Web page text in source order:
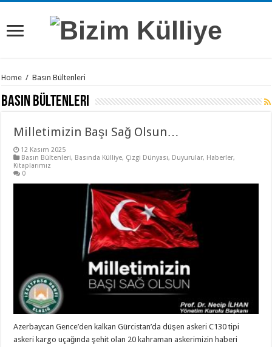
Home / Basın Bültenleri
Basın Bültenleri
Milletimizin Başı Sağ Olsun…
12 Kasım 2025
Basın Bültenleri, Basında Külliye, Çizgi Dünyası, Duyurular, Haberler,
Kitaplarımız
0
Azerbaycan Gence’den kalkan Gürcistan’da düşen askeri C130 tipi
askeri kargo uçağında şehit olan 20 kahraman askerimizin haberi